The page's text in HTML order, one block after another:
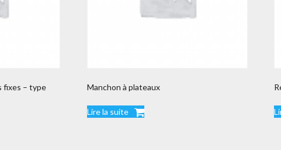
fixes – type
Manchon à plateaux
Lire la suite